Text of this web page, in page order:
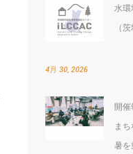
水環
（
4月 30, 2026
開催
ま
暑を